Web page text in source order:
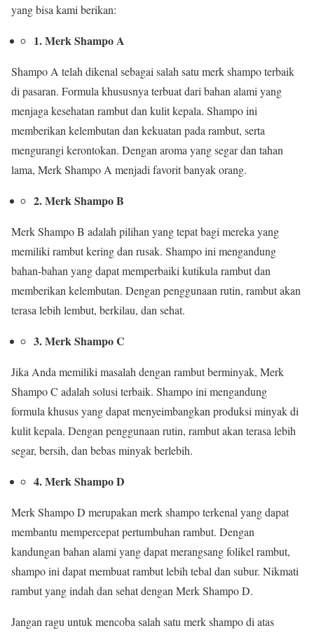
yang bisa kami berikan:
1. Merk Shampo A
Shampo A telah dikenal sebagai salah satu merk shampo terbaik
di pasaran. Formula khususnya terbuat dari bahan alami yang
menjaga kesehatan rambut dan kulit kepala. Shampo ini
memberikan kelembutan dan kekuatan pada rambut, serta
mengurangi kerontokan. Dengan aroma yang segar dan tahan
lama, Merk Shampo A menjadi favorit banyak orang.
2. Merk Shampo B
Merk Shampo B adalah pilihan yang tepat bagi mereka yang
memiliki rambut kering dan rusak. Shampo ini mengandung
bahan-bahan yang dapat memperbaiki kutikula rambut dan
memberikan kelembutan. Dengan penggunaan rutin, rambut akan
terasa lebih lembut, berkilau, dan sehat.
3. Merk Shampo C
Jika Anda memiliki masalah dengan rambut berminyak, Merk
Shampo C adalah solusi terbaik. Shampo ini mengandung
formula khusus yang dapat menyeimbangkan produksi minyak di
kulit kepala. Dengan penggunaan rutin, rambut akan terasa lebih
segar, bersih, dan bebas minyak berlebih.
4. Merk Shampo D
Merk Shampo D merupakan merk shampo terkenal yang dapat
membantu mempercepat pertumbuhan rambut. Dengan
kandungan bahan alami yang dapat merangsang folikel rambut,
shampo ini dapat membuat rambut lebih tebal dan subur. Nikmati
rambut yang indah dan sehat dengan Merk Shampo D.
Jangan ragu untuk mencoba salah satu merk shampo di atas